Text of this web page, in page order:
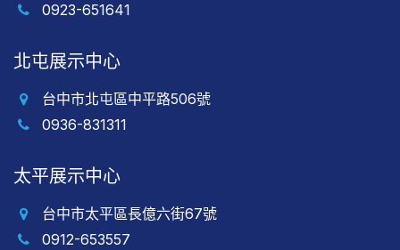
0923-651641
北屯展示中心
台中市北屯區中平路506號
0936-831311
太平展示中心
台中市太平區長億六街67號
0912-653557